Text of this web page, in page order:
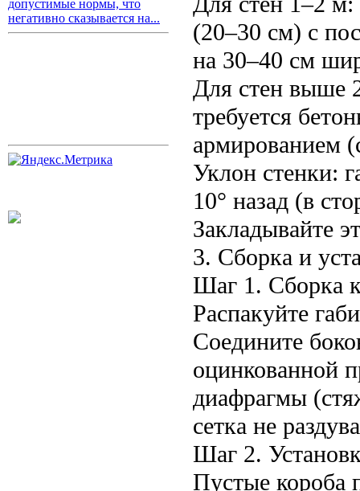
допустимые нормы, что
негативно сказывается на...
(20–30 см) с
на 30–40 см
Для стен выше
требуется
армированием
Уклон стенки:
10° назад (в
Закладывайте
3. Сборка и
Шаг 1. Сборка
Распакуйте
Соедините
оцинкованной
диафрагмы
сетка не
Шаг 2.
Пустые короба